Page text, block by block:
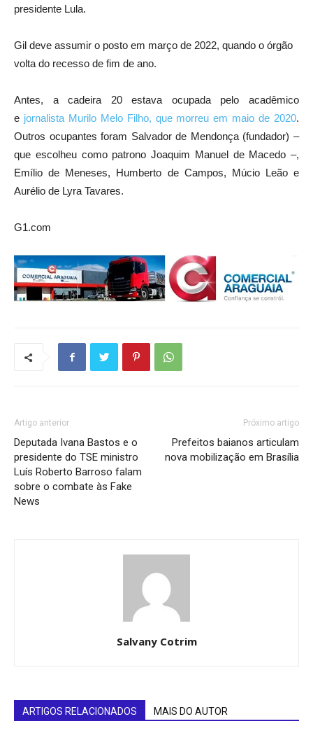
presidente Lula.
Gil deve assumir o posto em março de 2022, quando o órgão
volta do recesso de fim de ano.
Antes, a cadeira 20 estava ocupada pelo acadêmico
e jornalista Murilo Melo Filho, que morreu em maio de 2020.
Outros ocupantes foram Salvador de Mendonça (fundador) –
que escolheu como patrono Joaquim Manuel de Macedo –,
Emílio de Meneses, Humberto de Campos, Múcio Leão e
Aurélio de Lyra Tavares.
G1.com
Artigo anterior
Deputada Ivana Bastos e o
presidente do TSE ministro
Luís Roberto Barroso falam
sobre o combate às Fake
News
Próximo artigo
Prefeitos baianos articulam
nova mobilização em Brasília
Salvany Cotrim
ARTIGOS RELACIONADOS MAIS DO AUTOR